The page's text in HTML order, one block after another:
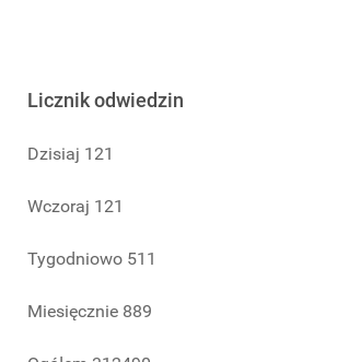
Licznik odwiedzin
Dzisiaj 121
Wczoraj 121
Tygodniowo 511
Miesięcznie 889